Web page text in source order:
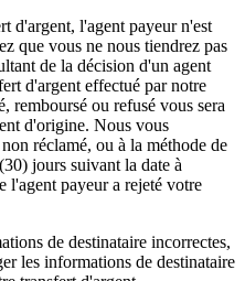
d'argent, l'agent payeur n'est
que vous ne nous tiendrez pas
de la décision d'un agent
d'argent effectué par notre
remboursé ou refusé vous sera
d'origine. Nous vous
réclamé, ou à la méthode de
jours suivant la date à
l'agent payeur a rejeté votre
de destinataire incorrectes,
les informations de destinataire